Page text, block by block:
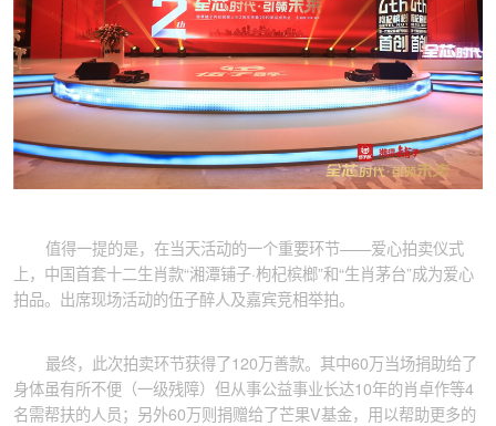
值得一提的是，在当天活动的一个重要环节——爱心拍卖仪式
上，中国首套十二生肖款“湘潭铺子·枸杞槟榔”和“生肖茅台”成为爱心
拍品。出席现场活动的伍子醉人及嘉宾竞相举拍。
最终，此次拍卖环节获得了120万善款。其中60万当场捐助给了
身体虽有所不便（一级残障）但从事公益事业长达10年的肖卓作等4
名需帮扶的人员；另外60万则捐赠给了芒果V基金，用以帮助更多的